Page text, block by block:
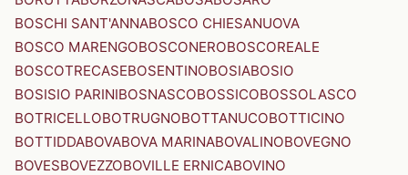
BOSCHI SANT'ANNABOSCO CHIESANUOVA
BOSCO MARENGOBOSCONEROBOSCOREALE
BOSCOTRECASEBOSENTINOBOSIABOSIO
BOSISIO PARINIBOSNASCOBOSSICOBOSSOLASCO
BOTRICELLOBOTRUGNOBOTTANUCOBOTTICINO
BOTTIDDABOVABOVA MARINABOVALINOBOVEGNO
BOVESBOVEZZOBOVILLE ERNICABOVINO